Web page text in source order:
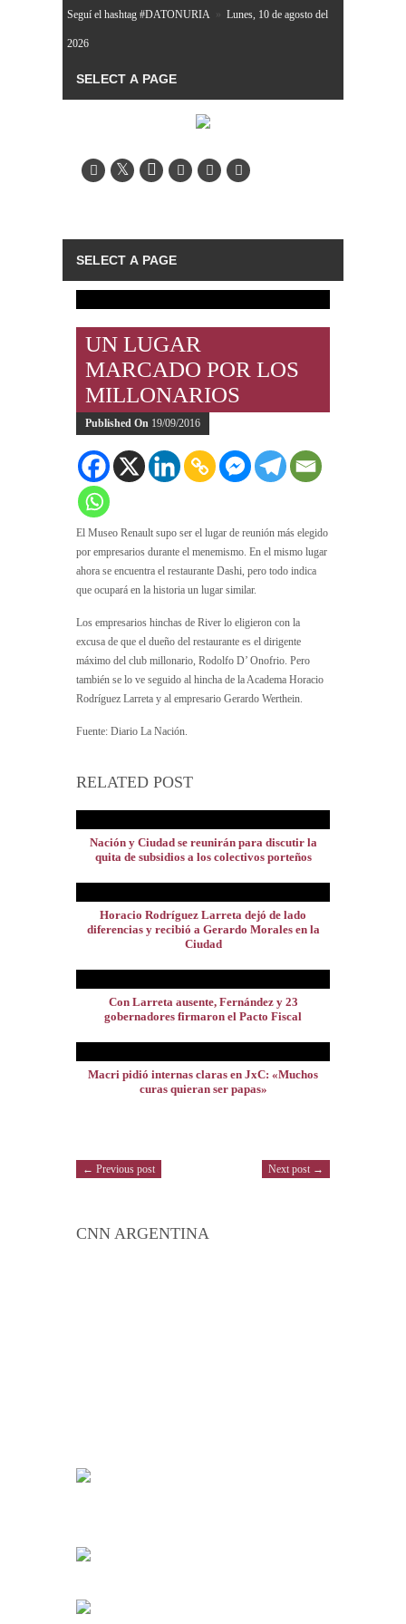
Seguí el hashtag #DATONURIA » Lunes, 10 de agosto del
2026
UN LUGAR
MARCADO POR LOS
MILLONARIOS
Published On 19/09/2016
El Museo Renault supo ser el lugar de reunión más elegido
por empresarios durante el menemismo. En el mismo lugar
ahora se encuentra el restaurante Dashi, pero todo indica
que ocupará en la historia un lugar similar.
Los empresarios hinchas de River lo eligieron con la
excusa de que el dueño del restaurante es el dirigente
máximo del club millonario, Rodolfo D’ Onofrio. Pero
también se lo ve seguido al hincha de la Academa Horacio
Rodríguez Larreta y al empresario Gerardo Werthein.
Fuente: Diario La Nación.
RELATED POST
Nación y Ciudad se reunirán para discutir la
quita de subsidios a los colectivos porteños
Horacio Rodríguez Larreta dejó de lado
diferencias y recibió a Gerardo Morales en la
Ciudad
Con Larreta ausente, Fernández y 23
gobernadores firmaron el Pacto Fiscal
Macri pidió internas claras en JxC: «Muchos
curas quieran ser papas»
← Previous post Next post →
CNN ARGENTINA